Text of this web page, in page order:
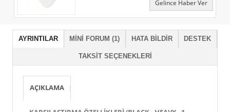
Gelince Haber Ver
AYRINTILAR MINI FORUM (1) HATA BILDIR DESTEK
TAKSIT SEÇENEKLERI
AÇIKLAMA